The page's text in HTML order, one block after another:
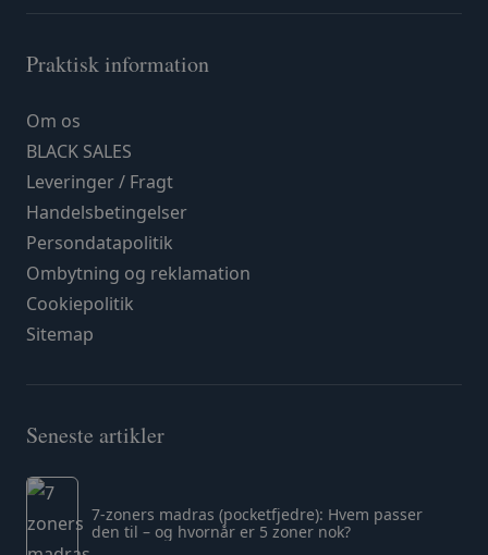
Praktisk information
Om os
BLACK SALES
Leveringer / Fragt
Handelsbetingelser
Persondatapolitik
Ombytning og reklamation
Cookiepolitik
Sitemap
Seneste artikler
7-zoners madras (pocketfjedre): Hvem passer
den til – og hvornår er 5 zoner nok?